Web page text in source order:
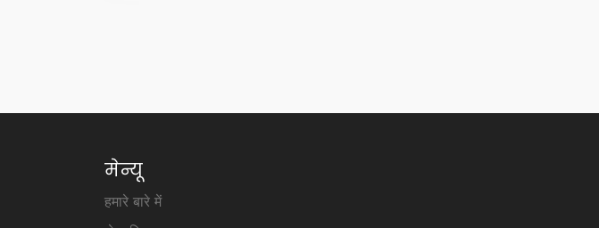
मेन्यू
हमारे बारे में